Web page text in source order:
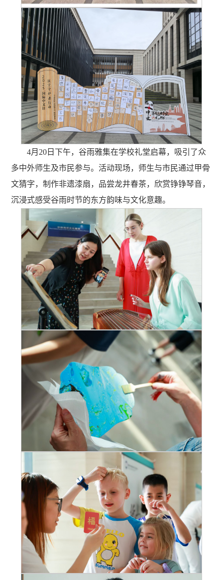
4月20日下午，谷雨雅集在学校礼堂启幕，吸引了众
多中外师生及市民参与。活动现场，师生与市民通过甲骨
文猜字，制作非遗漆扇，品尝龙井春茶，欣赏铮铮琴音，
沉浸式感受谷雨时节的东方韵味与文化意趣。